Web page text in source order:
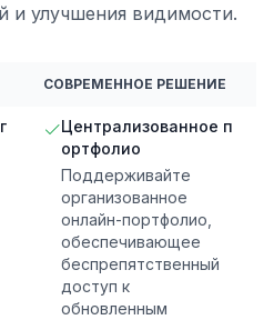
и улучшения видимости.
СОВРЕМЕННОЕ РЕШЕНИЕ
Централизованное п
ортфолио
Поддерживайте
организованное
онлайн-портфолио,
обеспечивающее
беспрепятственный
доступ к
обновленным